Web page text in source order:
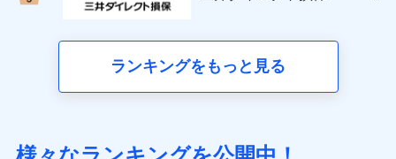
三井ダイレクト損害保険株式会社
ランキングをもっと見る